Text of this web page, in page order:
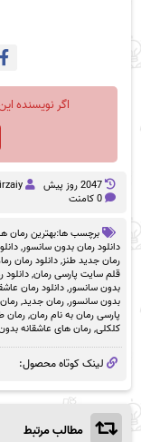
اگر نویسنده
2047 روز پيش
0 کامنت
برچسب ها:بهترین رمان
دانلود رمان بدون سانسور,
رمان جدید طنز,دانلود رمان
قلم سایت پارسی رمان,
بدون سانسور,دانلود رمان
بدون سانسور,رمان جدید,
پارسی رمان به نام رمان,رمان
کلکلی,رمان های عاشقانه
لینک کوتاه محصول:
مطالب مرتبط